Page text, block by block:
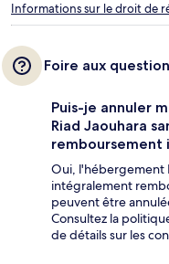
Informations sur le droit de
Foire aux
Puis-je annuler
Riad Jaouhara
remboursement
Oui, l'hébergement
intégralement
peuvent être
Consultez la
de détails sur les